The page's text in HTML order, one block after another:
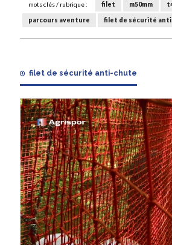
mots clés / rubrique : filet m50mm
parcours aventure filet de sécurité
filet de sécurité anti-chute